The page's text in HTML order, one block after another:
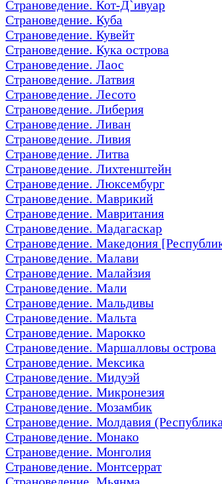
Страноведение. Кот-Д`ивуар
Страноведение. Куба
Страноведение. Кувейт
Страноведение. Кука острова
Страноведение. Лаос
Страноведение. Латвия
Страноведение. Лесото
Страноведение. Либерия
Страноведение. Ливан
Страноведение. Ливия
Страноведение. Литва
Страноведение. Лихтенштейн
Страноведение. Люксембург
Страноведение. Маврикий
Страноведение. Мавритания
Страноведение. Мадагаскар
Страноведение. Македония
Страноведение. Малави
Страноведение. Малайзия
Страноведение. Мали
Страноведение. Мальдивы
Страноведение. Мальта
Страноведение. Марокко
Страноведение. Маршалловы острова
Страноведение. Мексика
Страноведение. Мидуэй
Страноведение. Микронезия
Страноведение. Мозамбик
Страноведение. Молдавия
Страноведение. Монако
Страноведение. Монголия
Страноведение. Монтсеррат